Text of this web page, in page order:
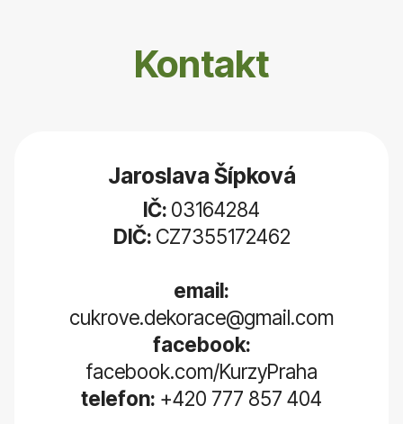
Kontakt
Jaroslava Šípková
IČ: 03164284
DIČ: CZ7355172462
email:
cukrove.dekorace@gmail.com
facebook:
facebook.com/KurzyPraha
telefon: +420 777 857 404